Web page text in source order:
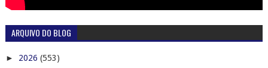
ARQUIVO DO BLOG
► 2026 (553)